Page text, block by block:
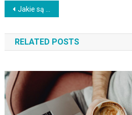
Nawigacja
wpisu
Jakie są perspektywy rozwoju rynku kryptowalut?
RELATED POSTS